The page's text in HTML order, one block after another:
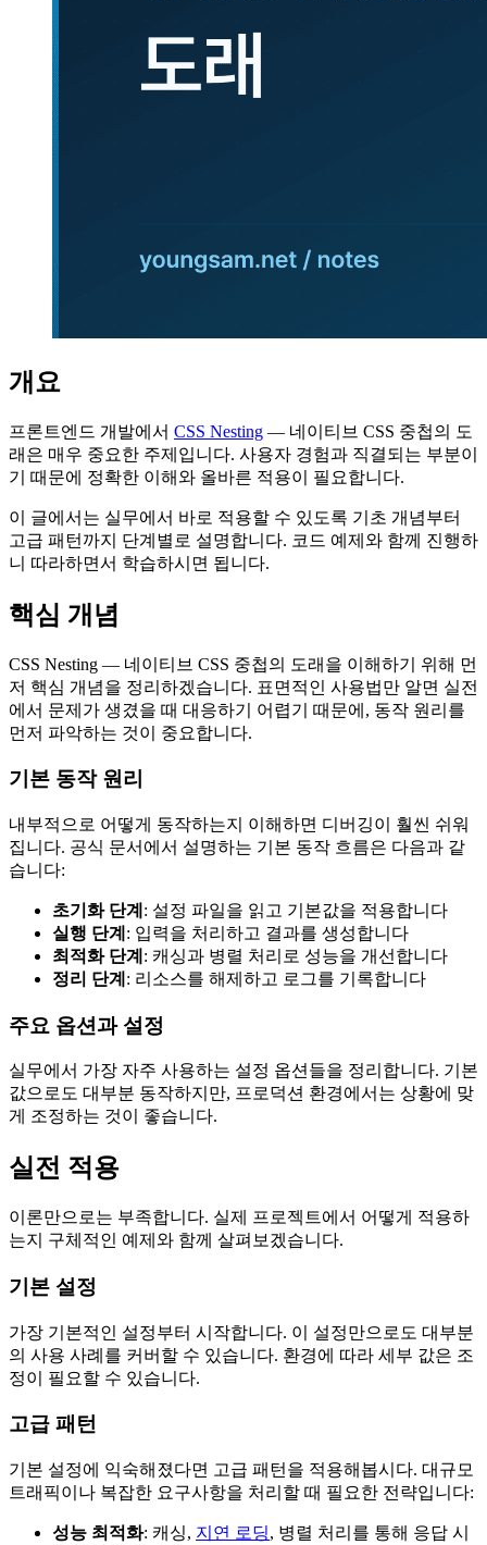
개요
프론트엔드 개발에서 CSS Nesting — 네이티브 CSS 중첩의 도
래은 매우 중요한 주제입니다. 사용자 경험과 직결되는 부분이
기 때문에 정확한 이해와 올바른 적용이 필요합니다.
이 글에서는 실무에서 바로 적용할 수 있도록 기초 개념부터
고급 패턴까지 단계별로 설명합니다. 코드 예제와 함께 진행하
니 따라하면서 학습하시면 됩니다.
핵심 개념
CSS Nesting — 네이티브 CSS 중첩의 도래을 이해하기 위해 먼
저 핵심 개념을 정리하겠습니다. 표면적인 사용법만 알면 실전
에서 문제가 생겼을 때 대응하기 어렵기 때문에, 동작 원리를
먼저 파악하는 것이 중요합니다.
기본 동작 원리
내부적으로 어떻게 동작하는지 이해하면 디버깅이 훨씬 쉬워
집니다. 공식 문서에서 설명하는 기본 동작 흐름은 다음과 같
습니다:
초기화 단계 : 설정 파일을 읽고 기본값을 적용합니다
실행 단계 : 입력을 처리하고 결과를 생성합니다
최적화 단계 : 캐싱과 병렬 처리로 성능을 개선합니다
정리 단계 : 리소스를 해제하고 로그를 기록합니다
주요 옵션과 설정
실무에서 가장 자주 사용하는 설정 옵션들을 정리합니다. 기본
값으로도 대부분 동작하지만, 프로덕션 환경에서는 상황에 맞
게 조정하는 것이 좋습니다.
실전 적용
이론만으로는 부족합니다. 실제 프로젝트에서 어떻게 적용하
는지 구체적인 예제와 함께 살펴보겠습니다.
기본 설정
가장 기본적인 설정부터 시작합니다. 이 설정만으로도 대부분
의 사용 사례를 커버할 수 있습니다. 환경에 따라 세부 값은 조
정이 필요할 수 있습니다.
고급 패턴
기본 설정에 익숙해졌다면 고급 패턴을 적용해봅시다. 대규모
트래픽이나 복잡한 요구사항을 처리할 때 필요한 전략입니다:
성능 최적화: 캐싱, 지연 로딩, 병렬 처리를 통해 응답 시